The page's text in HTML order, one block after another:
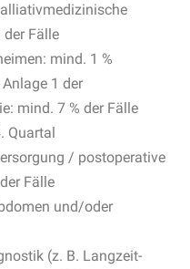
der Fälle
mind. 1 %
1 der
mind. 7 % der Fälle
Quartal
/ postoperative
Fälle
und/oder
(z. B. Langzeit-